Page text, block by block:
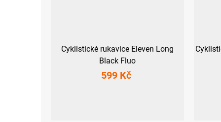
Cyklistické rukavice Eleven Long
Black Fluo
599 Kč